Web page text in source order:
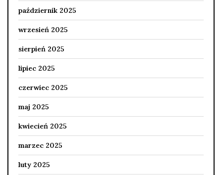
październik 2025
wrzesień 2025
sierpień 2025
lipiec 2025
czerwiec 2025
maj 2025
kwiecień 2025
marzec 2025
luty 2025